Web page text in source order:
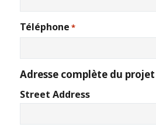
Téléphone *
Adresse complète du projet
Street Address